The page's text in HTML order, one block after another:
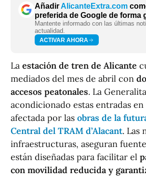
AñadirAlicanteExtra.com
preferida de Google de forma
Mantente informado con las últimas
actualidad.
ACTIVAR AHORA
La estación de tren de Alicante
mediados del mes de abril con
accesos peatonales. La
acondicionado estas entradas en
afectada por las obras de la
Central del TRAM d’Alacant. Las
infraestructuras, aseguran
están diseñadas para facilitar el
con movilidad reducida y